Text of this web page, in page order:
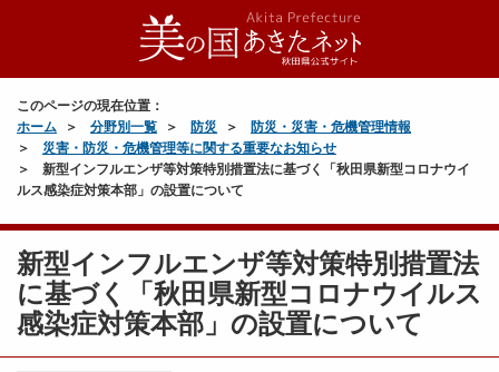
このページの現在位置：
ホーム
分野別一覧 防災
防災・災害・危機管理情報
災害・防災・危機管理等に関する重要なお知らせ
新型インフルエンザ等対策特別措置法に基づく「秋田県新型コロナウイ
ルス感染症対策本部」の設置について
新型インフルエンザ等対策特別措置法
に基づく「秋田県新型コロナウイルス
感染症対策本部」の設置について